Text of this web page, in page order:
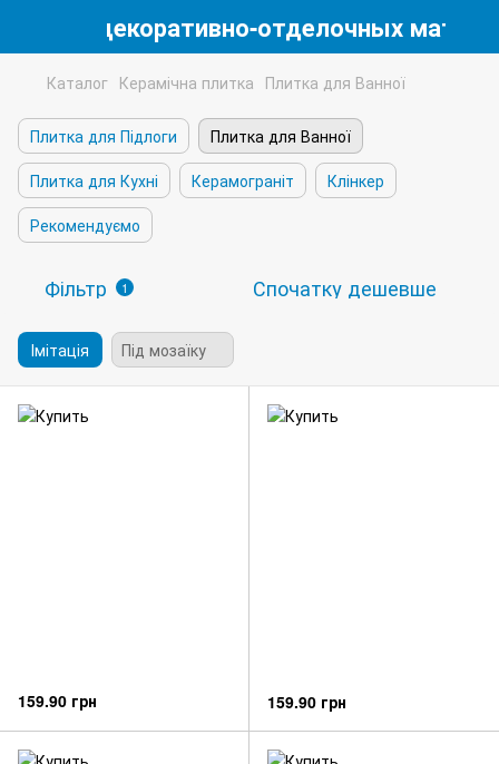
декоративно-отделочных
Каталог Керамічна плитка Плитка для Ванної
Плитка для Підлоги
Плитка для Ванної
Плитка для Кухні
Керамограніт
Клінкер
Рекомендуємо
Фільтр 1 Спочатку дешевше
Імітація Під мозаїку
159.90 грн 159.90 грн